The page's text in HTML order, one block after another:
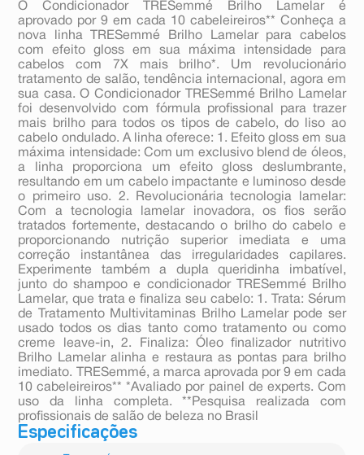
O Condicionador TRESemmé Brilho Lamelar é
aprovado por 9 em cada 10 cabeleireiros** Conheça a
nova linha TRESemmé Brilho Lamelar para cabelos
com efeito gloss em sua máxima intensidade para
cabelos com 7X mais brilho*. Um revolucionário
tratamento de salão, tendência internacional, agora em
sua casa. O Condicionador TRESemmé Brilho Lamelar
foi desenvolvido com fórmula profissional para trazer
mais brilho para todos os tipos de cabelo, do liso ao
cabelo ondulado. A linha oferece: 1. Efeito gloss em sua
máxima intensidade: Com um exclusivo blend de óleos,
a linha proporciona um efeito gloss deslumbrante,
resultando em um cabelo impactante e luminoso desde
o primeiro uso. 2. Revolucionária tecnologia lamelar:
Com a tecnologia lamelar inovadora, os fios serão
tratados fortemente, destacando o brilho do cabelo e
proporcionando nutrição superior imediata e uma
correção instantânea das irregularidades capilares.
Experimente também a dupla queridinha imbatível,
junto do shampoo e condicionador TRESemmé Brilho
Lamelar, que trata e finaliza seu cabelo: 1. Trata: Sérum
de Tratamento Multivitaminas Brilho Lamelar pode ser
usado todos os dias tanto como tratamento ou como
creme leave-in, 2. Finaliza: Óleo finalizador nutritivo
Brilho Lamelar alinha e restaura as pontas para brilho
imediato. TRESemmé, a marca aprovada por 9 em cada
10 cabeleireiros** *Avaliado por painel de experts. Com
uso da linha completa. **Pesquisa realizada com
profissionais de salão de beleza no Brasil
Especificações